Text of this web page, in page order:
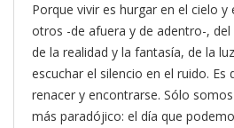
Porque vivir es hurgar en el cielo y
otros -de afuera y de adentro-,
de la realidad y la fantasía, de la
escuchar el silencio en el ruido. Es
renacer y encontrarse. Sólo
más paradójico: el día que